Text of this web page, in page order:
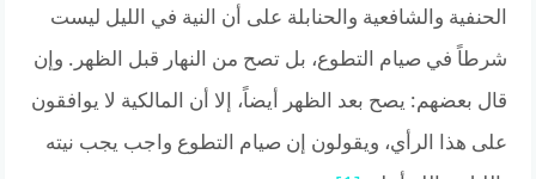
الحنفية والشافعية والحنابلة على أن النية في الليل ليست
شرطاً في صيام التطوع، بل تصح من النهار قبل الظهر. وإن
قال بعضهم: يصح بعد الظهر أيضاً، إلا أن المالكية لا يوافقون
على هذا الرأي، ويقولون إن صيام التطوع واجب يجب نيته